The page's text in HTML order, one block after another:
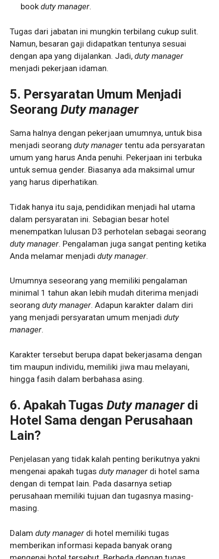
bookduty manager.
Tugas dari jabatan ini mungkin terbilang cukup sulit.
Namun, besaran gaji didapatkan tentunya sesuai
dengan apa yang dijalankan. Jadi, duty manager
menjadi pekerjaan idaman.
5. Persyaratan Umum Menjadi
Seorang Duty manager
Sama halnya dengan pekerjaan umumnya, untuk bisa
menjadi seorang duty manager tentu ada persyaratan
umum yang harus Anda penuhi. Pekerjaan ini terbuka
untuk semua gender. Biasanya ada maksimal umur
yang harus diperhatikan.
Tidak hanya itu saja, pendidikan menjadi hal utama
dalam persyaratan ini. Sebagian besar hotel
menempatkan lulusan D3 perhotelan sebagai seorang
duty manager. Pengalaman juga sangat penting ketika
Anda melamar menjadi duty manager.
Umumnya seseorang yang memiliki pengalaman
minimal 1 tahun akan lebih mudah diterima menjadi
seorang duty manager. Adapun karakter dalam diri
yang menjadi persyaratan umum menjadi duty
manager.
Karakter tersebut berupa dapat bekerjasama dengan
tim maupun individu, memiliki jiwa mau melayani,
hingga fasih dalam berbahasa asing.
6. Apakah Tugas Duty managerdi
Hotel Sama dengan Perusahaan
Lain?
Penjelasan yang tidak kalah penting berikutnya yakni
mengenai apakah tugas duty manager di hotel sama
dengan di tempat lain. Pada dasarnya setiap
perusahaan memiliki tujuan dan tugasnya masing-
masing.
Dalam duty manager di hotel memiliki tugas
memberikan informasi kepada banyak orang